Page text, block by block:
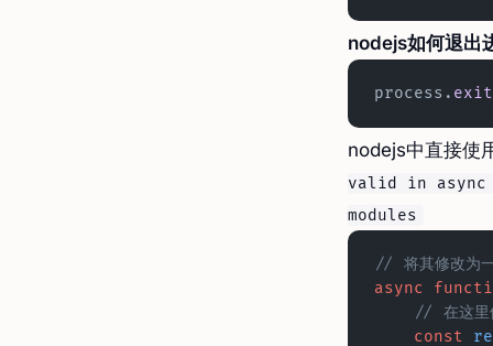
nodejs如何退出
process. exit
nodejs中直接使
valid in
modules
// 将其修改为
async
// 在
    const